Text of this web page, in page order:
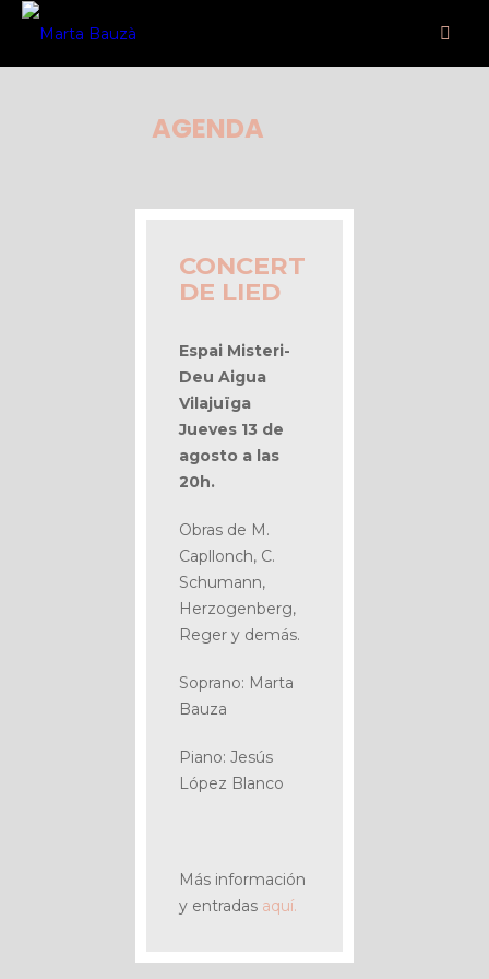
AGENDA
CONCERT
DE LIED
Espai Misteri-
Deu Aigua
Vilajuïga
Jueves 13 de
agosto a las
20h.
Obras de M.
Capllonch, C.
Schumann,
Herzogenberg,
Reger y demás.
Soprano: Marta
Bauza
Piano: Jesús
López Blanco
Más información
y entradas aquí.